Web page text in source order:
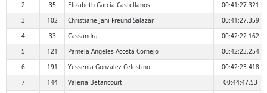
2
35 Elizabeth García Castellanos
00:41:27.321
3
102 Christiane Jani Freund Salazar
00:41:27.359
4
33 Cassandra
00:42:22.162
5
121 Pamela Angeles Acosta Cornejo
00:42:23.254
6
191 Yessenia Gonzalez Celestino
00:42:23.418
7
144 Valeria Betancourt
00:44:47.53